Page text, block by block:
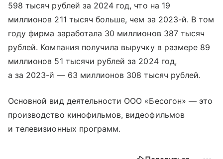
598 тысяч рублей за 2024 год, что на 19
миллионов 211 тысяч больше, чем за 2023-й. В том
году фирма заработала 30 миллионов 387 тысяч
рублей. Компания получила выручку в размере 89
миллионов 51 тысячи рублей за 2024 год,
а за 2023-й — 63 миллионов 308 тысяч рублей.
Основной вид деятельности ООО «Бесогон» — это
производство кинофильмов, видеофильмов
и телевизионных программ.